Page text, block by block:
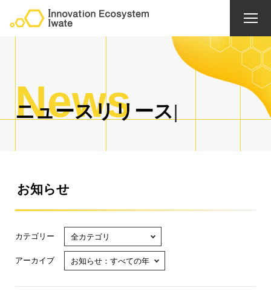
ニュースリリ ース
News
お知らせ
カテゴリー 全カテゴリ
全カテゴリ
アーカイブ お知らせ：すべての年